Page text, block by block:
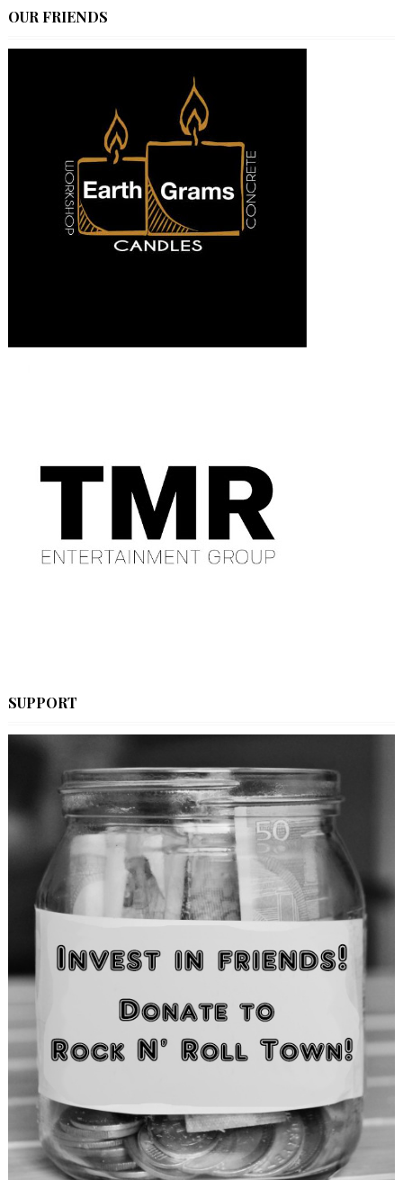
OUR FRIENDS
SUPPORT